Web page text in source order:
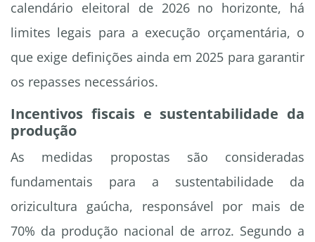
calendário eleitoral de 2026 no horizonte, há
limites legais para a execução orçamentária, o
que exige definições ainda em 2025 para garantir
os repasses necessários.
Incentivos fiscais e sustentabilidade da
produção
As medidas propostas são consideradas
fundamentais para a sustentabilidade da
orizicultura gaúcha, responsável por mais de
70% da produção nacional de arroz. Segundo a